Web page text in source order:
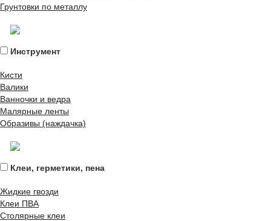
Грунтовки по металлу
Инструмент
Кисти
Валики
Ванночки и ведра
Малярные ленты
Образивы (наждачка)
Клеи, герметики, пена
Жидкие гвозди
Клеи ПВА
Столярные клеи